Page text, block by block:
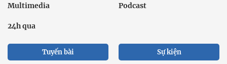
Multimedia Podcast
24h qua
Tuyến bài Sự kiện